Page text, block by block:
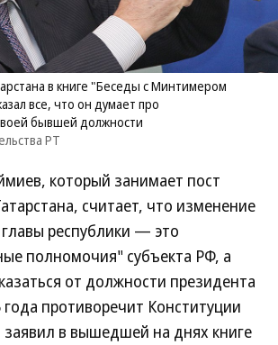
в книге "Беседы с Минтимером
все, что он думает про
бывшей должности
РТ
который занимает пост
считает, что изменение
республики — это
полномочия" субъекта РФ, а
от должности президента
года противоречит Конституции
в вышедшей на днях книге